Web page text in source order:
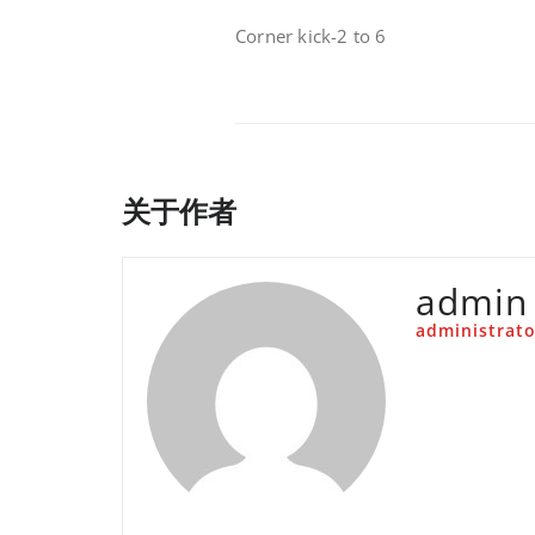
Corner kick-2 to 6
关于作者
admin